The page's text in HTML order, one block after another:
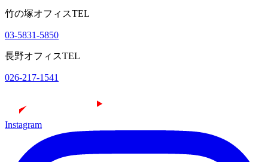
竹の塚オフィスTEL
03-5831-5850
長野オフィスTEL
026-217-1541
Instagram